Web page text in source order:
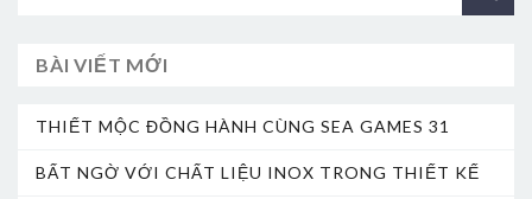
BÀI VIẾT MỚI
THIẾT MỘC ĐỒNG HÀNH CÙNG SEA GAMES 31
BẤT NGỜ VỚI CHẤT LIỆU INOX TRONG THIẾT KẾ